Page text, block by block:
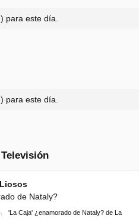
para este día.
para este día.
de Nataly?
'La Caja' ¿enamorado de Nataly? de La